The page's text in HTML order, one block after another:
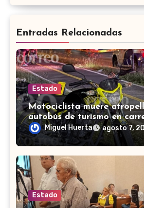
Entradas Relacionadas
Estado
Motociclista muere
autobús de turismo en
San Francisco del Rincón
Miguel Huerta agosto 7,
Estado